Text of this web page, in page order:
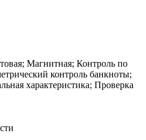
Магнитная; Контроль по
контроль банкноты;
характеристика; Проверка